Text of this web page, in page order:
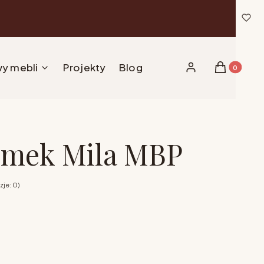
mebli Projekty Blog Zaloguj sięProdukty
Koszyk
Mila MBP
0)